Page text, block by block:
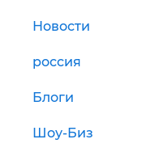
Новости
россия
Блоги
Шоу-Биз